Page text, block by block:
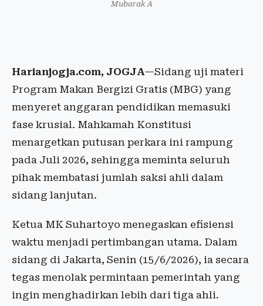
Mubarak A
Harianjogja.com, JOGJA—Sidang uji materi
Program Makan Bergizi Gratis (MBG) yang
menyeret anggaran pendidikan memasuki
fase krusial. Mahkamah Konstitusi
menargetkan putusan perkara ini rampung
pada Juli 2026, sehingga meminta seluruh
pihak membatasi jumlah saksi ahli dalam
sidang lanjutan.
Ketua MK Suhartoyo menegaskan efisiensi
waktu menjadi pertimbangan utama. Dalam
sidang di Jakarta, Senin (15/6/2026), ia secara
tegas menolak permintaan pemerintah yang
ingin menghadirkan lebih dari tiga ahli.